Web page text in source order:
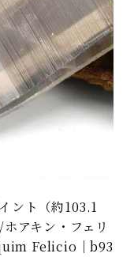
ント（約103.1
アキン・フェリ
Felicio｜b93